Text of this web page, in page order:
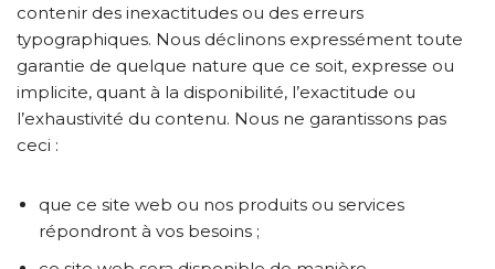
contenir des inexactitudes ou des erreurs
typographiques. Nous déclinons expressément toute
garantie de quelque nature que ce soit, expresse ou
implicite, quant à la disponibilité, l’exactitude ou
l’exhaustivité du contenu. Nous ne garantissons pas
ceci :
que ce site web ou nos produits ou services
répondront à vos besoins ;